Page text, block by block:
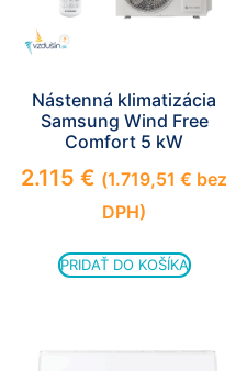
Nástenná klimatizácia
Samsung Wind Free
Comfort 5 kW
2.115 € (1.719,51 € bez
DPH)
PRIDAŤ DO KOŠÍKA